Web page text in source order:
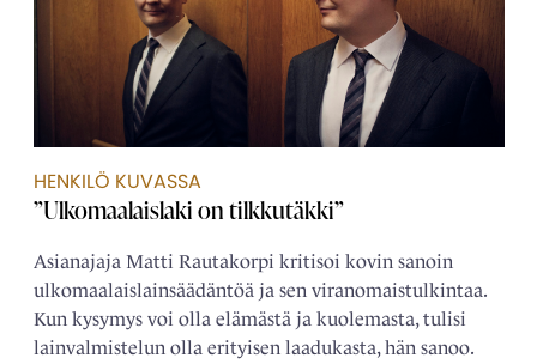
HENKILÖ KUVASSA
”Ulkomaalaislaki on tilkkutäkki”
Asianajaja Matti Rautakorpi kritisoi kovin sanoin
ulkomaalais­­lainsäädäntöä ja sen viranomais­tulkintaa.
Kun kysymys voi olla elämästä ja kuolemasta, tulisi
lain­­valmistelun olla erityisen laadukasta, hän sanoo.